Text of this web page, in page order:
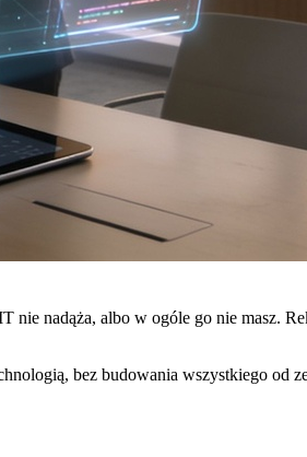
nie nadąża, albo w ogóle go nie masz.
bez budowania wszystkiego od